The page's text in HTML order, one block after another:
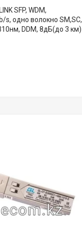
SFP, WDM,
s, одно волокно SM,SC,
DDM, 8дБ(до 3 км)